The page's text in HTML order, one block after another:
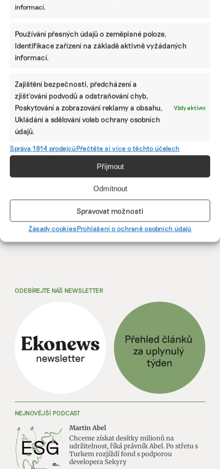
informací.
Používání přesných údajů o zeměpisné poloze,
Identifikace zařízení na základě aktivně vyžádaných
informací.
Zajištění bezpečnosti, předcházení a
zjišťování podvodů a odstraňování chyb,
Poskytování a zobrazování reklamy a obsahu,
Ukládání a sdělování voleb ochrany osobních
údajů.
Vždy aktivní
Správa 1814 prodejcůPřečtěte si více o těchto účelech
Příjmout
Odmítnout
Spravovat možnosti
Zásady cookiesProhlášení o ochraně osobních údajů
Facebook
X
PODOBNÉ PŘÍSPĚVKY
Ani trend, ani
Udržitelnost je
budoucna a
hodnotu, říká
expertka
Nejdřív najde
vadný panel.
Pak pomůže s
ESG reportem
aneb Jak umělá
inteligence
pomáhá ČEZ
Stromy ve
červeně. Data
když se
nedaří
ODEBÍREJTE NÁŠ NEWSLETTER
NEJNOVĚJŠÍ PODCAST
Martin Abel
Chceme získat desítky milionů na
udržitelnost, říká právník Abel. Po střetu s
Turkem rozjíždí fond s podporou
developera Sekyry